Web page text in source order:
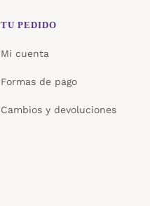
TU PEDIDO
Mi cuenta
Formas de pago
Cambios y devoluciones